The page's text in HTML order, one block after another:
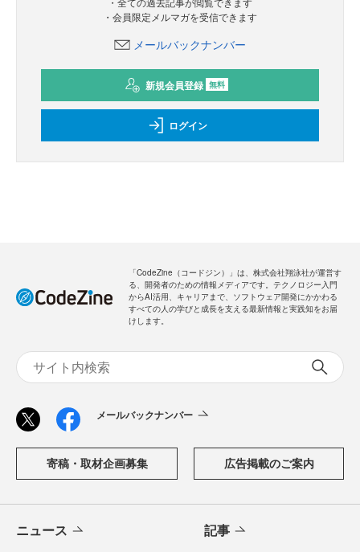
・会員限定メルマガを受信できます
メールバックナンバー
新規会員登録 無料
ログイン
「CodeZine（コードジン）」は、株式会社翔泳社が運営す
る、開発者のための情報メディアです。テクノロジー入門
からAI活用、キャリアまで、ソフトウェア開発にかかわる
すべての人の学びと成長を支える最新情報と実践知をお届
けします。
メールバックナンバー
寄稿・取材企画募集 広告掲載のご案内
ニュース 記事